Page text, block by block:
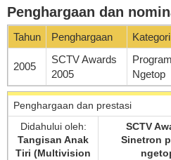
Penghargaan dan
Tahun Penghargaan Kategori
2005
SCTV Awards
2005
Program
Ngetop
Penghargaan dan prestasi
Didahului oleh:
Tangisan Anak
Tiri (Multivision
SCTV
Sinetron